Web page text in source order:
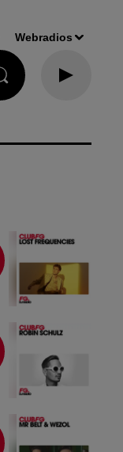
Webradios